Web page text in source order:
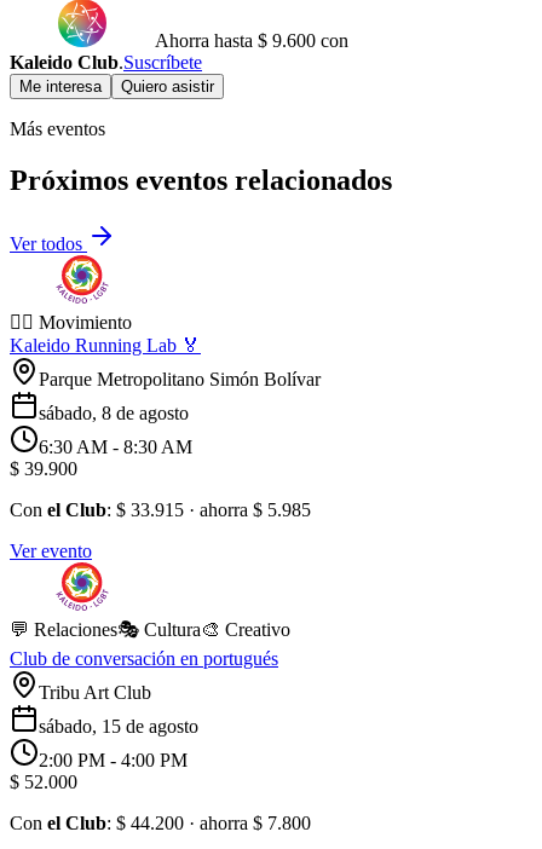
Ahorra hasta $ 9.600 con
Kaleido Club.Suscríbete
Me interesa Quiero asistir
Más eventos
Próximos eventos relacionados
Ver todos
🏃‍♂️ Movimiento
Kaleido Running Lab 🏅
Parque Metropolitano Simón Bolívar
sábado, 8 de agosto
6:30 AM - 8:30 AM
$ 39.900
Con el Club: $ 33.915 · ahorra $ 5.985
Ver evento
💬 Relaciones🎭 Cultura🎨 Creativo
Club de conversación en portugués
Tribu Art Club
sábado, 15 de agosto
2:00 PM - 4:00 PM
$ 52.000
Con el Club: $ 44.200 · ahorra $ 7.800